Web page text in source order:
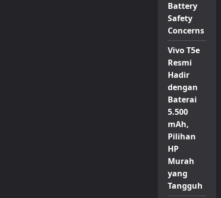
Battery
Safety
Concerns
Vivo T5e
Resmi
Hadir
dengan
Baterai
5.500
mAh,
Pilihan
HP
Murah
yang
Tangguh